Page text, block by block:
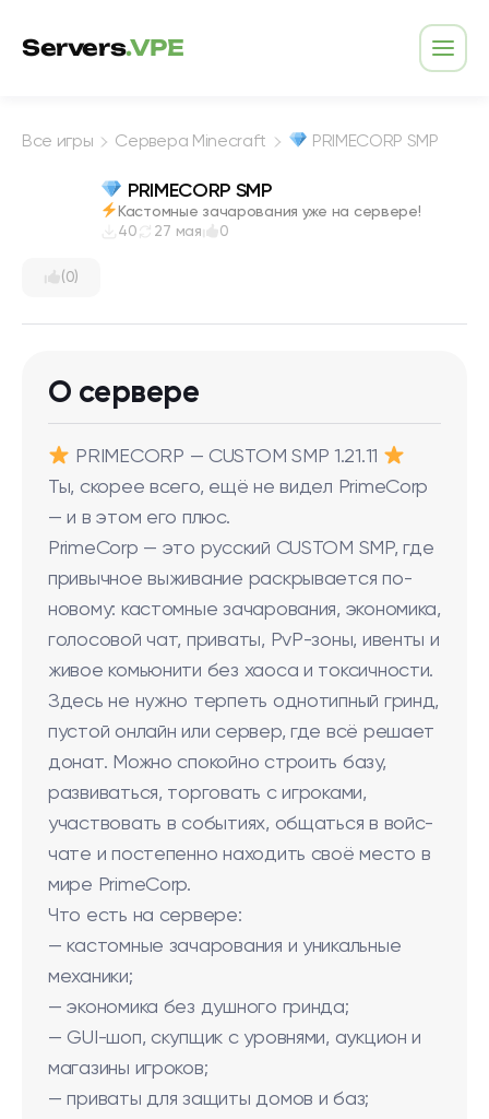
Servers.VPE
Все игры Сервера Minecraft PRIMECORP SMP
(0)
PRIMECORP SMP
Кастомные зачарования уже на сервере!
40
27 мая 0
О сервере
PRIMECORP — CUSTOM SMP 1.21.11
Ты, скорее всего, ещё не видел PrimeCorp
— и в этом его плюс.
PrimeCorp — это русский CUSTOM SMP, где
привычное выживание раскрывается по-
новому: кастомные зачарования, экономика,
голосовой чат, приваты, PvP-зоны, ивенты и
живое комьюнити без хаоса и токсичности.
Здесь не нужно терпеть однотипный гринд,
пустой онлайн или сервер, где всё решает
донат. Можно спокойно строить базу,
развиваться, торговать с игроками,
участвовать в событиях, общаться в войс-
чате и постепенно находить своё место в
мире PrimeCorp.
Что есть на сервере:
— кастомные зачарования и уникальные
механики;
— экономика без душного гринда;
— GUI-шоп, скупщик с уровнями, аукцион и
магазины игроков;
— приваты для защиты домов и баз;